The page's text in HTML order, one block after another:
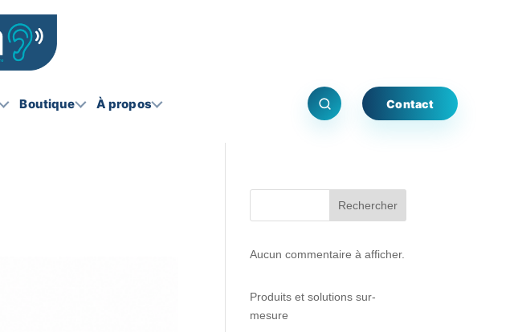
Boutique À propos Contact
Rechercher
Aucun commentaire à afficher.
Produits et solutions sur-
mesure